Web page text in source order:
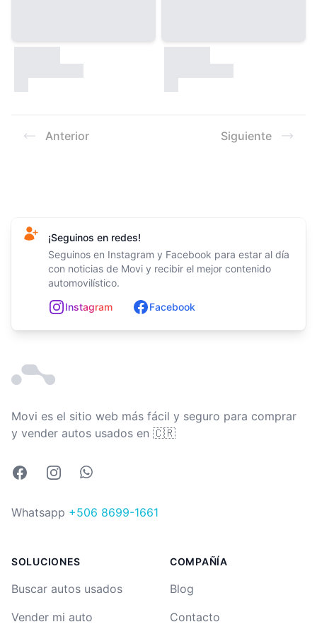
Anterior Siguiente
¡Seguinos en redes!
Seguinos en Instagram y Facebook para estar al día
con noticias de Movi y recibir el mejor contenido
automovilístico.
Instagram Facebook
Movi es el sitio web más fácil y seguro para comprar
y vender autos usados en Costa Rica
🇨🇷
FacebookInstagramWhatsapp
Whatsapp +506 8699-1661
SOLUCIONES
Buscar autos usados
Vender mi auto
COMPAÑÍA
Blog
Contacto